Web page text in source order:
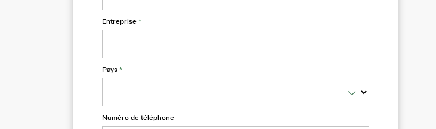
Entreprise *
Pays *
Numéro de téléphone